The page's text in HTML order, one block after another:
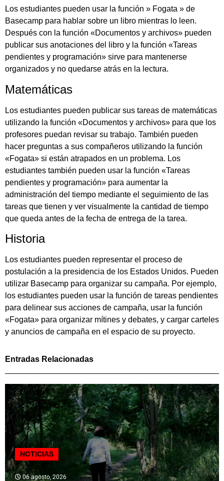
Los estudiantes pueden usar la función » Fogata » de
Basecamp para hablar sobre un libro mientras lo leen.
Después con la función «Documentos y archivos» pueden
publicar sus anotaciones del libro y la función «Tareas
pendientes y programación» sirve para mantenerse
organizados y no quedarse atrás en la lectura.
Matemáticas
Los estudiantes pueden publicar sus tareas de matemáticas
utilizando la función «Documentos y archivos» para que los
profesores puedan revisar su trabajo. También pueden
hacer preguntas a sus compañeros utilizando la función
«Fogata» si están atrapados en un problema. Los
estudiantes también pueden usar la función «Tareas
pendientes y programación» para aumentar la
administración del tiempo mediante el seguimiento de las
tareas que tienen y ver visualmente la cantidad de tiempo
que queda antes de la fecha de entrega de la tarea.
Historia
Los estudiantes pueden representar el proceso de
postulación a la presidencia de los Estados Unidos. Pueden
utilizar Basecamp para organizar su campaña. Por ejemplo,
los estudiantes pueden usar la función de tareas pendientes
para delinear sus acciones de campaña, usar la función
«Fogata» para organizar mítines y debates, y cargar carteles
y anuncios de campaña en el espacio de su proyecto.
Entradas Relacionadas
NOTICIAS
06 agosto, 2026